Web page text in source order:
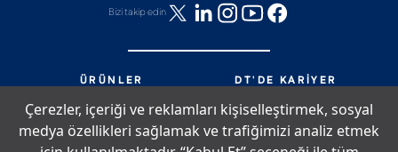
Çerezler, içeriği ve reklamları kişiselleştirmek, sosyal
medya özellikleri sağlamak ve trafiğimizi analiz etmek
Bizi takip edin
ÜRÜNLER
DT'DE KARIYER
HIZMETLER
DT'DE NELER OLUYOR?
PARTNERLIK
BIZE ULAŞIN
DT'DE YAŞAM
SITE HARITASI